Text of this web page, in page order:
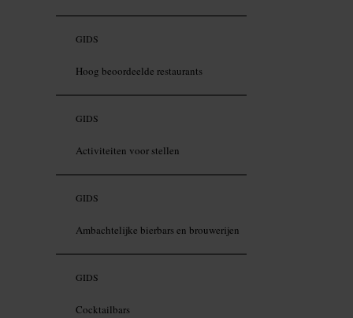
GIDS
Hoog beoordeelde restaurants
GIDS
Activiteiten voor stellen
GIDS
Ambachtelijke bierbars en brouwerijen
GIDS
Cocktailbars